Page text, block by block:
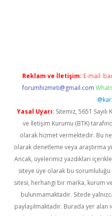
Reklam ve İletişim: E-mail:
forumhizmeti@gmail.com
Yasal Uyarı: Sitemiz, 5651
ve İletişim Kurumu (BTK)
olarak hizmet vermektedir. Bu
olarak denetleme veya araştırma
Ancak, üyelerimiz yazdıkları
siteye üye olarak bu sorumluluğu
sitesi, herhangi bir marka, kurum
bulunmamaktadır. Sitede
paylaşılmaktadır. Burada yer